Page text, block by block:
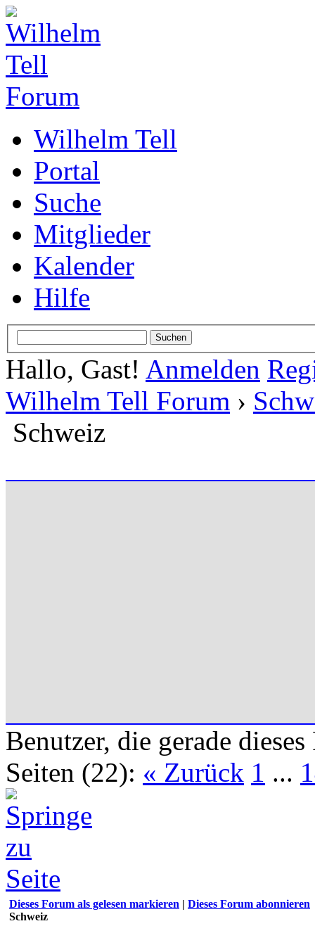
Wilhelm Tell
Portal
Suche
Mitglieder
Kalender
Hilfe
Hallo, Gast! Anmelden
Wilhelm Tell Forum ›
Schweiz
Benutzer, die gerade
Seiten (22): « Zurück 1 ...
Dieses Forum als gelesen markieren | Dieses Forum abonnieren
Schweiz